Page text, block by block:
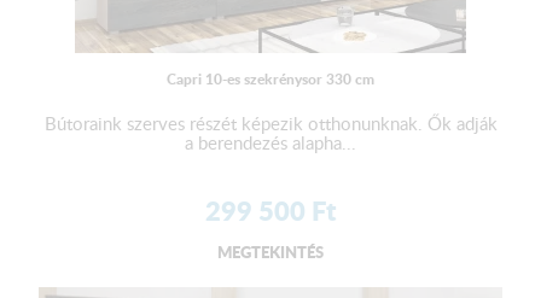
Capri 10-es szekrénysor 330 cm
Bútoraink szerves részét képezik otthonunknak. Ők adják
a berendezés alapha...
299 500 Ft
MEGTEKINTÉS